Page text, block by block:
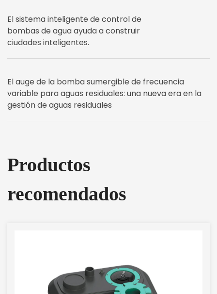
El sistema inteligente de control de
bombas de agua ayuda a construir
ciudades inteligentes.
El auge de la bomba sumergible de frecuencia
variable para aguas residuales: una nueva era en la
gestión de aguas residuales
Productos
recomendados